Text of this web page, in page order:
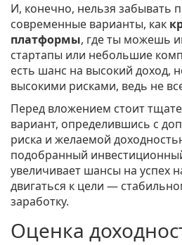
И, конечно, нельзя забывать
современные варианты, как
платформы, где ты можешь
стартапы или небольшие
есть шанс на высокий доход,
высокими рисками, ведь не
Перед вложением стоит
вариант, определившись с
риска и желаемой
подобранный
увеличивает шансы на успех
двигаться к цели —
заработку.
Оценка